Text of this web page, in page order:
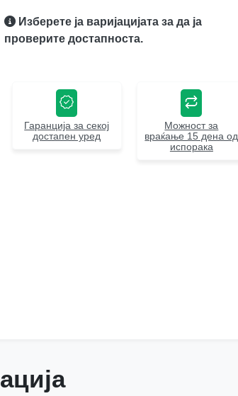
Изберете ја варијацијата за да ја
проверите достапноста.
Гаранција за секој
достапен уред
Можност за
враќање 15 дена од
испорака